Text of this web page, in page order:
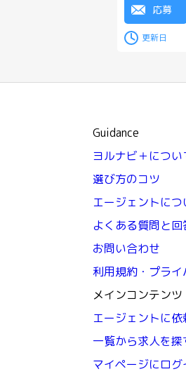
応募
Guidance
ヨルナビ＋につい
選び方のコツ
エージェントにつ
よくある質問と回
お問い合わせ
利用規約・プラ
メインコンテンツ
エージェントに依
一覧から求人を探
マイページにログ